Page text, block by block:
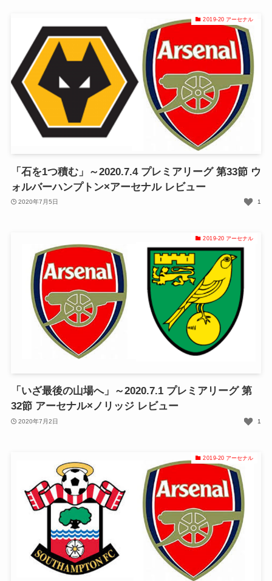
2019-20 アーセナル
「石を1つ積む」～2020.7.4 プレミアリーグ 第33節 ウ
ォルバーハンプトン×アーセナル レビュー
2020年7月5日 1
2019-20 アーセナル
「いざ最後の山場へ」～2020.7.1 プレミアリーグ 第
32節 アーセナル×ノリッジ レビュー
2020年7月2日 1
2019-20 アーセナル